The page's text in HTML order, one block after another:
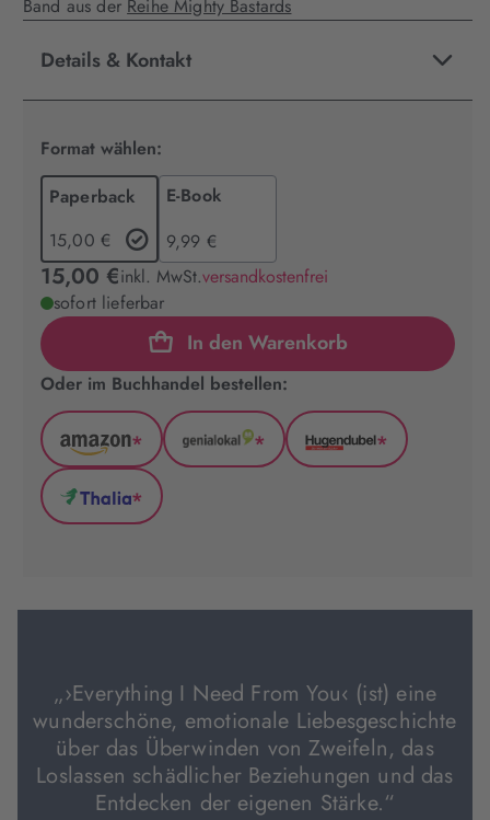
Band aus der Reihe Mighty Bastards
Details & Kontakt
Format wählen:
Paperback
15,00 €
E-Book
9,99 €
15,00 €inkl. MwSt.versandkostenfrei
sofort lieferbar
In den Warenkorb
Oder im Buchhandel bestellen:
Amazon
(wird
in
neuem
*
GenialLokal
*
Hugendubel
*
Thalia
Tab
*
„›Everything I Need From You‹ (ist) eine
wunderschöne, emotionale Liebesgeschichte
über das Überwinden von Zweifeln, das
Loslassen schädlicher Beziehungen und das
Entdecken der eigenen Stärke.“